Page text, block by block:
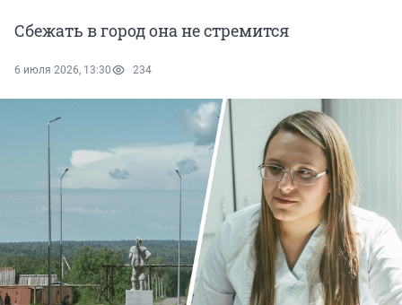
Сбежать в город она не стремится
6 июля 2026, 13:30 234